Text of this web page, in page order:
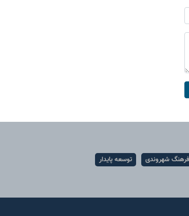
فرهنگ شهروندی
توسعه پایدار